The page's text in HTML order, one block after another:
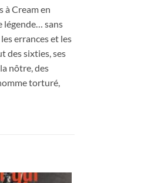
à Cream en
légende… sans
errances et les
des sixties, ses
nôtre, des
torturé,